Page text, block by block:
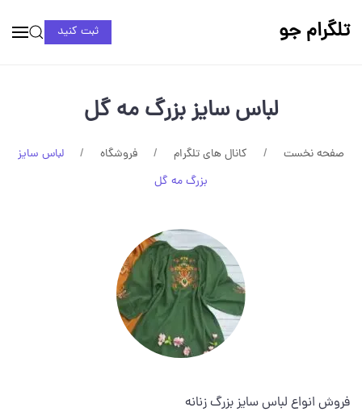
تلگرام جو ثبت کنید
لباس سایز بزرگ مه گل
صفحه نخست کانال های تلگرام فروشگاه
لباس سایز
بزرگ مه گل
فروش انواع لباس سایز بزرگ زنانه